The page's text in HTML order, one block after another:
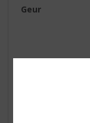
Geur